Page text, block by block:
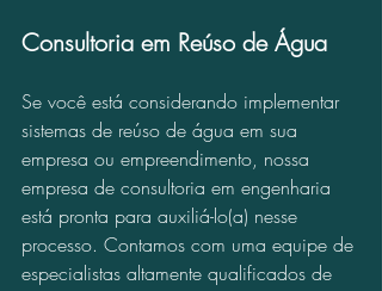
Consultoria em Reúso de Água
Se você está considerando implementar
sistemas de reúso de água em sua
empresa ou empreendimento, nossa
empresa de consultoria em engenharia
está pronta para auxiliá-lo(a) nesse
processo. Contamos com uma equipe de
especialistas altamente qualificados de